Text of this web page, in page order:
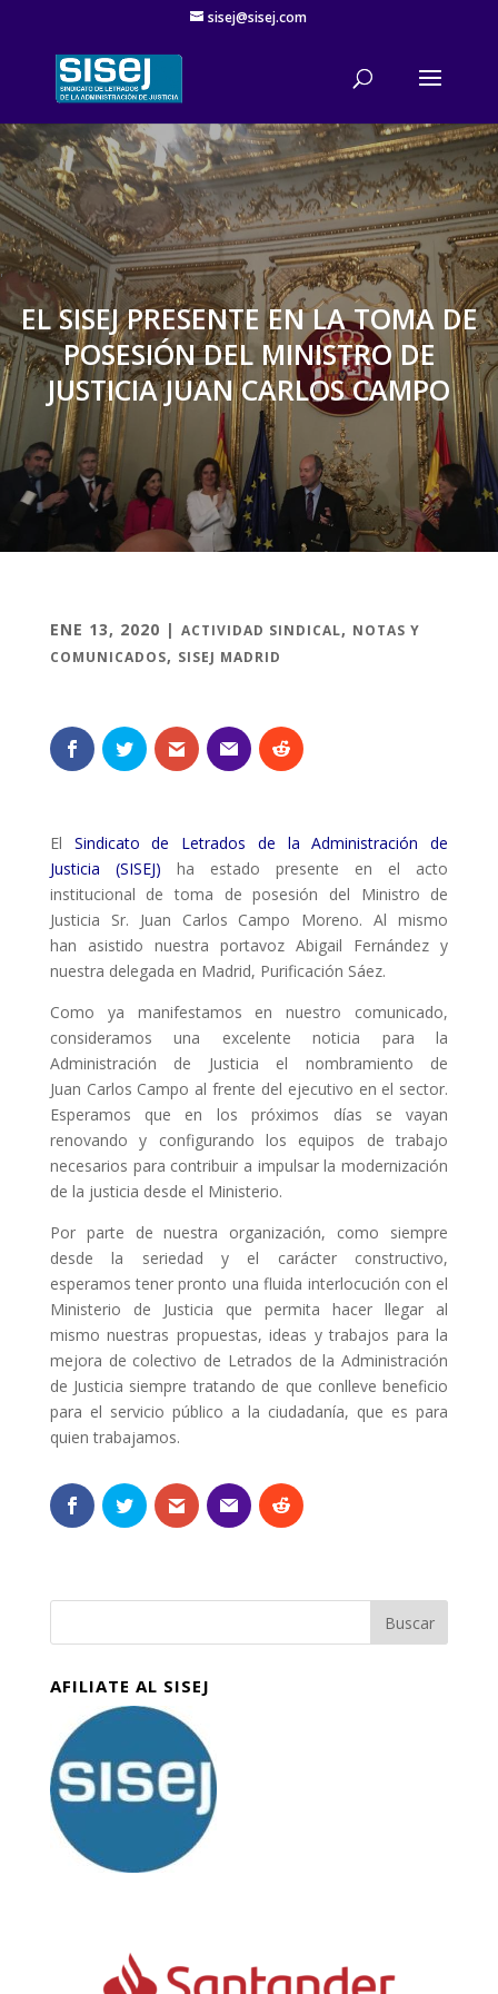
sisej@sisej.com
'
EL SISEJ PRESENTE EN LA TOMA DE
POSESIÓN DEL MINISTRO DE
JUSTICIA JUAN CARLOS CAMPO
ENE 13, 2020 | ACTIVIDAD SINDICAL, NOTAS Y
COMUNICADOS, SISEJ MADRID
El Sindicato de Letrados de la Administración de
Justicia (SISEJ) ha estado presente en el acto
institucional de toma de posesión del Ministro de
Justicia Sr. Juan Carlos Campo Moreno. Al mismo
han asistido nuestra portavoz Abigail Fernández y
nuestra delegada en Madrid, Purificación Sáez.
Como ya manifestamos en nuestro comunicado,
consideramos una excelente noticia para la
Administración de Justicia el nombramiento de
Juan Carlos Campo al frente del ejecutivo en el sector.
Esperamos que en los próximos días se vayan
renovando y configurando los equipos de trabajo
necesarios para contribuir a impulsar la modernización
de la justicia desde el Ministerio.
Por parte de nuestra organización, como siempre
desde la seriedad y el carácter constructivo,
esperamos tener pronto una fluida interlocución con el
Ministerio de Justicia que permita hacer llegar al
mismo nuestras propuestas, ideas y trabajos para la
mejora de colectivo de Letrados de la Administración
de Justicia siempre tratando de que conlleve beneficio
para el servicio público a la ciudadanía, que es para
quien trabajamos.
AFILIATE AL SISEJ